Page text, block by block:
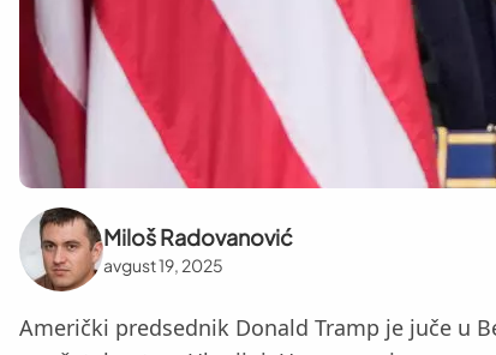
Miloš Radovanović
avgust 19, 2025
Američki predsednik Donald Tramp je juče u